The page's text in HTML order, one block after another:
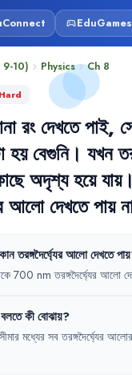
sports_esportsEduGames
9-10) chevron_right Physicschevron_rightCh 8
Hard
রং দেখতে পাই,
হয় বেগুনি। যখন
অদৃশ্য হয়ে যায়।
আলো দেখতে পায়
তরঙ্গদৈর্ঘ্যেরআলোদেখতেপায়
700 nm তরঙ্গদৈর্ঘ্যের আলো
বলতেকীবোঝায়?
সীমার মধ্যের সব তরঙ্গদৈর্ঘ্যের আলোর